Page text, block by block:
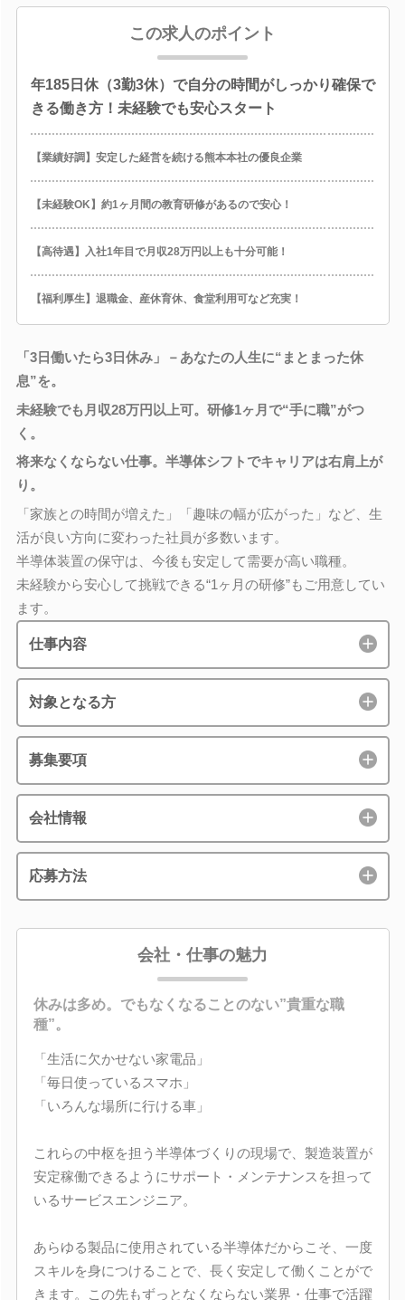
この求人のポイント
年185日休（3勤3休）で自分の時間がしっかり確保で
きる働き方！未経験でも安心スタート
【業績好調】安定した経営を続ける熊本本社の優良企業
【未経験OK】約1ヶ月間の教育研修があるので安心！
【高待遇】入社1年目で月収28万円以上も十分可能！
【福利厚生】退職金、産休育休、食堂利用可など充実！
「3日働いたら3日休み」－あなたの人生に“まとまった休
息”を。
未経験でも月収28万円以上可。研修1ヶ月で“手に職”がつ
く。
将来なくならない仕事。半導体シフトでキャリアは右肩上が
り。
「家族との時間が増えた」「趣味の幅が広がった」など、生
活が良い方向に変わった社員が多数います。
半導体装置の保守は、今後も安定して需要が高い職種。
未経験から安心して挑戦できる“1ヶ月の研修”もご用意してい
ます。
仕事内容
対象となる方
募集要項
会社情報
応募方法
会社・仕事の魅力
休みは多め。でもなくなることのない”貴重な職
種”。
「生活に欠かせない家電品」
「毎日使っているスマホ」
「いろんな場所に行ける車」
これらの中枢を担う半導体づくりの現場で、製造装置が
安定稼働できるようにサポート・メンテナンスを担って
いるサービスエンジニア。
あらゆる製品に使用されている半導体だからこそ、一度
スキルを身につけることで、長く安定して働くことがで
きます。この先もずっとなくならない業界・仕事で活躍